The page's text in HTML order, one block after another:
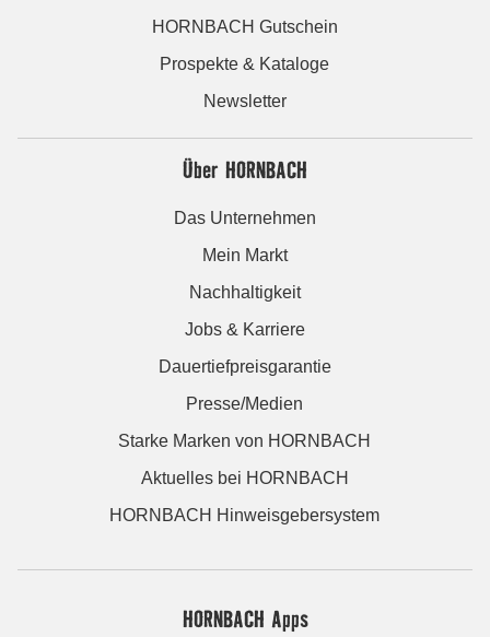
HORNBACH Gutschein
Prospekte & Kataloge
Newsletter
Über HORNBACH
Das Unternehmen
Mein Markt
Nachhaltigkeit
Jobs & Karriere
Dauertiefpreisgarantie
Presse/Medien
Starke Marken von HORNBACH
Aktuelles bei HORNBACH
HORNBACH Hinweisgebersystem
HORNBACH Apps